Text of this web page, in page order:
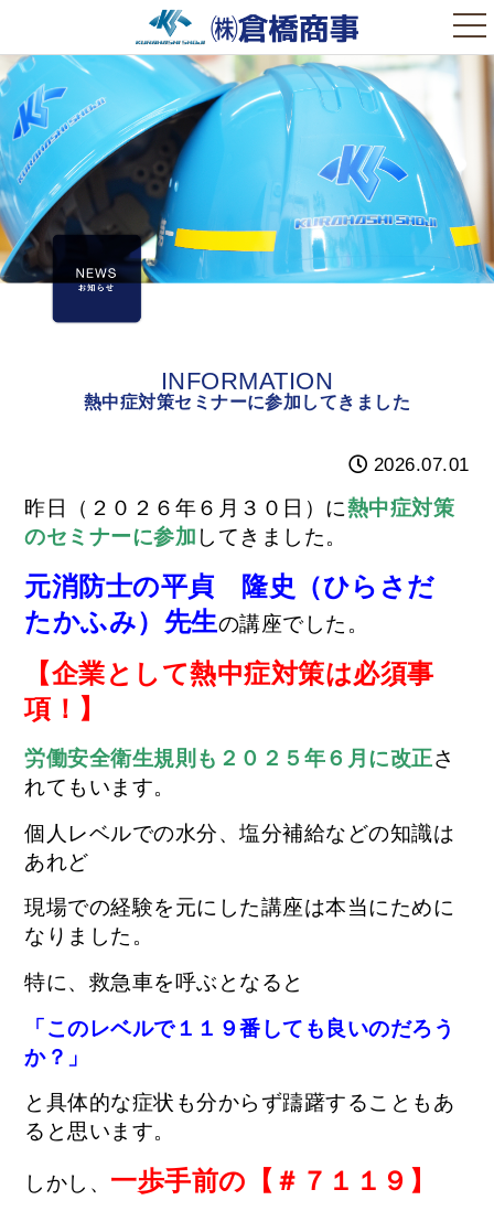
t
o
g
a
t
o
n
INFORMATION
熱中症対策セミナーに参加してきました
2026.07.01
昨日（２０２６年６月３０日）に熱中症対策
のセミナーに参加 してきました。
元消防士の平貞 隆史（ひらさだ
たかふみ）先生の講座で した。
【企業として熱中症対策は必須事
項！】
労働安全衛生規則も２０２５年６月に改正さ
れてもいます。
個人レベルでの水分、塩分補給などの知識は
あれど
現場での経験を元にした講座は本当にために
なりました。
特に、救急車を呼ぶとなると
「このレベルで１１９番しても良いのだろう
か？」
と具体的な症状も分からず躊躇することもあ
ると思います。
しかし、 一歩手前の【＃７１１９】